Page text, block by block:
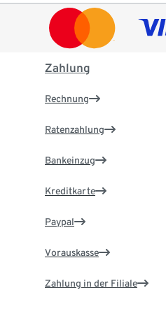
Zahlung
Rechnung
Ratenzahlung
Bankeinzug
Kreditkarte
Paypal
Vorauskasse
Zahlung in der Filiale